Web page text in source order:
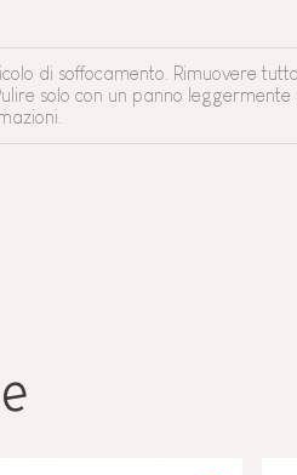
di soffocamento. Rimuovere
solo con un panno leggermente